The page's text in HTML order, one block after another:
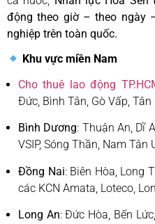
động theo giờ – theo ngày
nghiệp trên toàn quốc.
Khu vực miền Nam
Cho thuê lao động
Đức, Bình Tân, Gò Vấp, Tân
Bình Dương: Thuận An, Dĩ
VSIP, Sóng Thần, Nam Tân
Đồng Nai: Biên Hòa, Long
các KCN Amata, Loteco,
Long An: Đức Hòa, Bến